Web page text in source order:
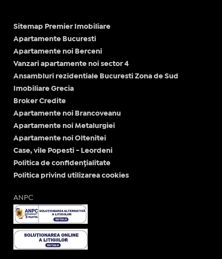
Sitemap Premier Imobiliare
Apartamente Bucuresti
Apartamente noi Berceni
Vanzari apartamente noi sector 4
Ansambluri rezidentiale Bucuresti Zona de Sud
Imobiliare Grecia
Broker Credite
Apartamente noi Brancoveanu
Apartamente noi Metalurgiei
Apartamente noi Oltenitei
Case, vile Popesti - Leordeni
Politica de confidențialitate
Politica privind utilizarea cookies
ANPC